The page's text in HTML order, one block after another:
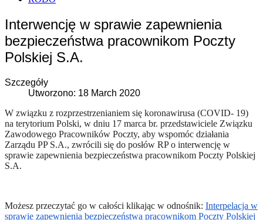
Interwencję w sprawie zapewnienia
bezpieczeństwa pracownikom Poczty
Polskiej S.A.
Szczegóły
Utworzono: 18 March 2020
W związku z rozprzestrzenianiem się koronawirusa (COVID- 19)
na terytorium Polski, w dniu 17 marca br. przedstawiciele Związku
Zawodowego Pracowników Poczty, aby wspomóc działania
Zarządu PP S.A., zwrócili się do posłów RP o interwencję w
sprawie zapewnienia bezpieczeństwa pracownikom Poczty Polskiej
S.A.
Możesz przeczytać go w całości klikając w odnośnik: Interpelacja w
sprawie zapewnienia bezpieczeństwa pracownikom Poczty Polskiej